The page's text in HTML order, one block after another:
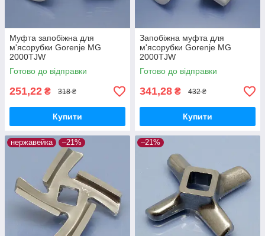
Муфта запобіжна для
м'ясорубки Gorenje MG
2000TJW
Готово до відправки
251,22 ₴ 318 ₴
Купити
Запобіжна муфта для
м'ясорубки Gorenje MG
2000TJW
Готово до відправки
341,28 ₴ 432 ₴
Купити
нержавейка –21% –21%